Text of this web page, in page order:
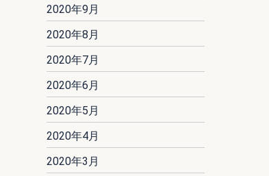
2020年9月
2020年8月
2020年7月
2020年6月
2020年5月
2020年4月
2020年3月